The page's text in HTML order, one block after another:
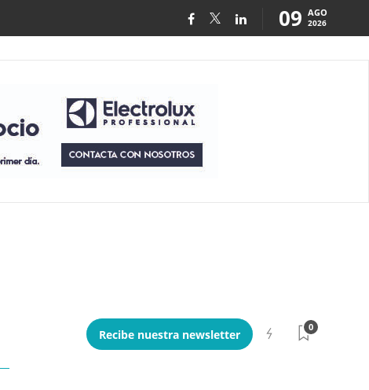
09 AGO
2026
Recibe nuestra newsletter
0